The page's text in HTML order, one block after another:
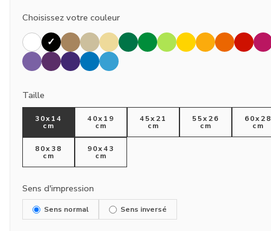
Choisissez votre couleur
Taille
30x14
cm
40x19
cm
45x21
cm
55x26
cm
60x28
cm
80x38
cm
90x43
cm
Sens d'impression
Sens normal Sens inversé